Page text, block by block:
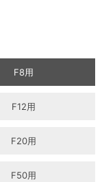
F8用
F12用
F20用
F50用